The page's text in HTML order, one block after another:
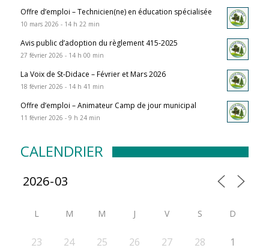
Offre d’emploi – Technicien(ne) en éducation spécialisée
10 mars 2026 - 14 h 22 min
Avis public d’adoption du règlement 415-2025
27 février 2026 - 14 h 00 min
La Voix de St-Didace – Février et Mars 2026
18 février 2026 - 14 h 41 min
Offre d’emploi – Animateur Camp de jour municipal
11 février 2026 - 9 h 24 min
CALENDRIER
L M M J V S D
23 24 25 26 27 28 1